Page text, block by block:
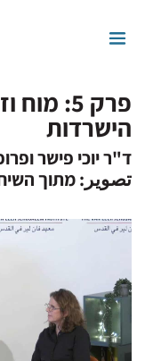
פרק 5:
הישרדות
ד"ר יוכי פישר
تصوير: מתוך